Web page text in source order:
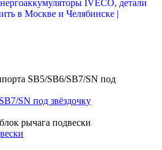
SN под звёздочку